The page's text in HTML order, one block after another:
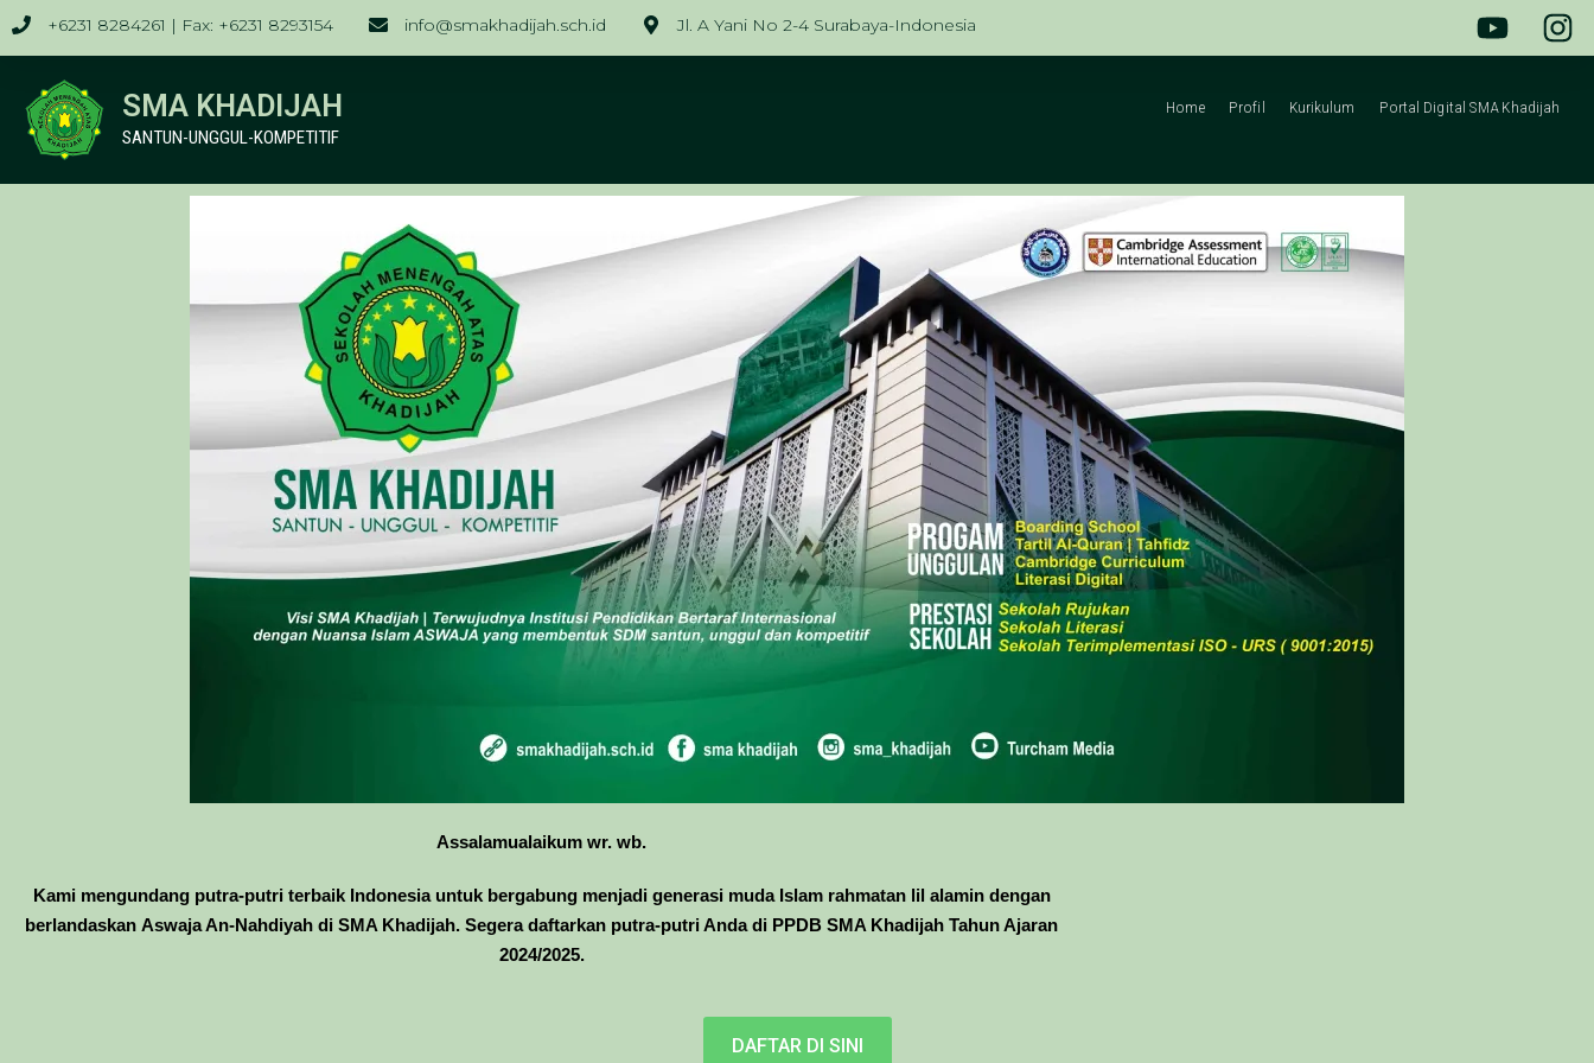
+6231 8284261 | Fax: +6231 8293154 info@smakhadijah.sch.id Jl. A Yani No 2-4 Surabaya-Indonesia
SMA KHADIJAH
SANTUN-UNGGUL-KOMPETITIF
Home Profil Kurikulum Portal Digital SMA Khadijah
Assalamualaikum wr. wb.
Kami mengundang putra-putri terbaik Indonesia untuk bergabung menjadi generasi muda Islam rahmatan lil alamindengan
berlandaskanAswaja An-Nahdiyah diSMA Khadijah. Segera daftarkan putra-putri Anda di PPDBSMA Khadijah Tahun Ajaran
2024/2025.
DAFTAR DI SINI